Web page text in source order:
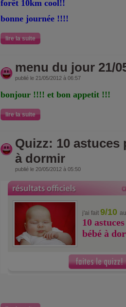
forêt 10km cool!!
bonne journée !!!!
lire la suite
menu du jour 21/
publié le 21/05/2012 à 06:57
bonjour !!!! et bon appetit !!!
lire la suite
Quizz: 10 astuces
à dormir
publié le 20/05/2012 à 05:50
j'ai fait 9/10
10
bébé à